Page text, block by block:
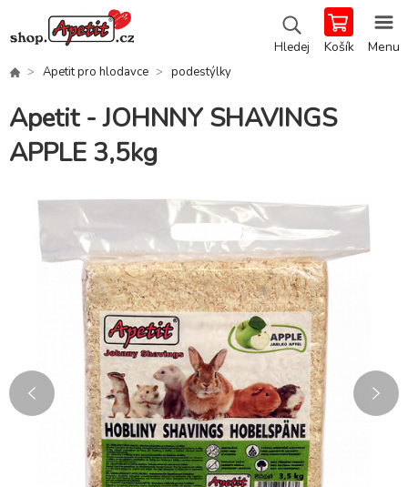
Hledej Košík Menu
Apetit pro hlodavce podestýlky
Apetit - JOHNNY SHAVINGS
APPLE 3,5kg